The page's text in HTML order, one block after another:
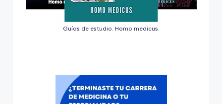
Guías de estudio. Homo medicus.